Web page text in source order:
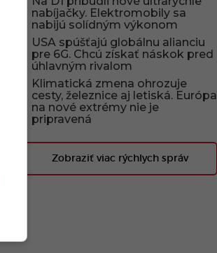
nabíjačky. Elektromobily sa
nabijú solídným výkonom
USA spúšťajú globálnu alianciu
pre 6G. Chcú získať náskok pred
úhlavným rivalom
Klimatická zmena ohrozuje
cesty, železnice aj letiská. Európa
na nové extrémy nie je
pripravená
Zobraziť viac rýchlych správ